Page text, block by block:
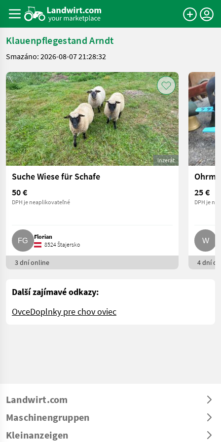
Klauenpflegestand Arndt
Smazáno: 2026-08-07 21:28:32
Inzerát
Suche Wiese für Schafe
50 €
DPH je neaplikovateľné
Florian
8524 Štajersko
3 dní online
25 €
DPH je
4 dní
Další zajímavé odkazy:
OvceDoplnky pre chov oviec
Landwirt.com
Maschinengruppen
Kleinanzeigen